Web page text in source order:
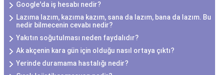
Google'da iş hesabı nedir?
Lazıma lazım, kazıma kazım, sana da lazım, bana da lazım. Bu
nedir bilmecenin cevabı nedir?
Yakıtın soğutulması neden faydalıdır?
Ak akçenin kara gün için olduğu nasıl ortaya çıktı?
Yerinde duramama hastalığı nedir?